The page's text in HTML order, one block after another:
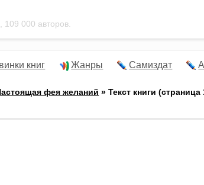
000 авторов.
книг Жанры Самиздат
фея желаний » Текст книги (страница